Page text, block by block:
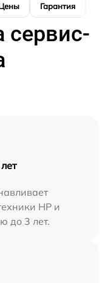
Гарантия
HP и
до 3 лет.